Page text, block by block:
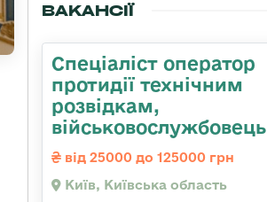
ВАКАНСІЇ
Спеціаліст оператор
протидії технічним
розвідкам,
військовослужбовець
від 25000 до 125000 грн
Київ, Київська область